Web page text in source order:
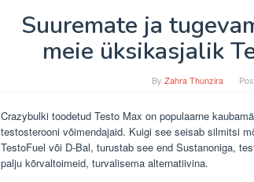
Suuremate ja
meie üksikasjalik
By Zahra Thunzira
Crazybulki toodetud Testo Max on populaarne
testosterooni võimendajaid. Kuigi see seisab silmitsi
TestoFuel või D-Bal, turustab see end Sustanoniga,
palju kõrvaltoimeid, turvalisema alternatiivina.